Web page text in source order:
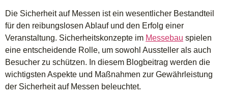
Die Sicherheit auf Messen ist ein wesentlicher Bestandteil
für den reibungslosen Ablauf und den Erfolg einer
Veranstaltung. Sicherheitskonzepte im Messebau spielen
eine entscheidende Rolle, um sowohl Aussteller als auch
Besucher zu schützen. In diesem Blogbeitrag werden die
wichtigsten Aspekte und Maßnahmen zur Gewährleistung
der Sicherheit auf Messen beleuchtet.